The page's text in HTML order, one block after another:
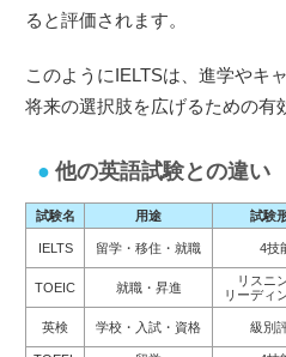
ると評価されます。
このようにIELTSは、進学やキ
将来の選択肢を広げるための有
他の英語試験との違い
試験名 用途 試験
IELTS 留学・移住・就職 4技
TOEIC 就職・昇進
リスニ
リーディ
英検 学校・入試・資格 級別